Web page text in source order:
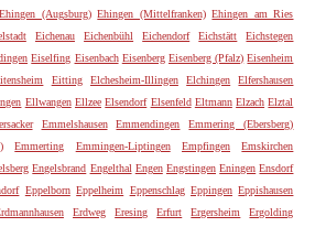
Ehingen (Augsburg) Ehingen (Mittelfranken) Ehingen am Ries
Eichenau Eichenbühl Eichendorf Eichstätt
Eichstegen
Eiselfing Eisenbach Eisenberg Eisenberg (Pfalz) Eisenheim
Eitting Elchesheim-Illingen Elchingen
Elfershausen
Ellwangen Ellzee Elsendorf Elsenfeld Eltmann Elzach Elztal
Emmelshausen Emmendingen
Emmering (Ebersberg)
Emmerting Emmingen-Liptingen Empfingen
Emskirchen
Engelsbrand Engelthal Engen Engstingen Eningen Ensdorf
Eppelborn Eppelheim Eppenschlag Eppingen Eppishausen
Erdweg Eresing Erfurt Ergersheim
Ergolding